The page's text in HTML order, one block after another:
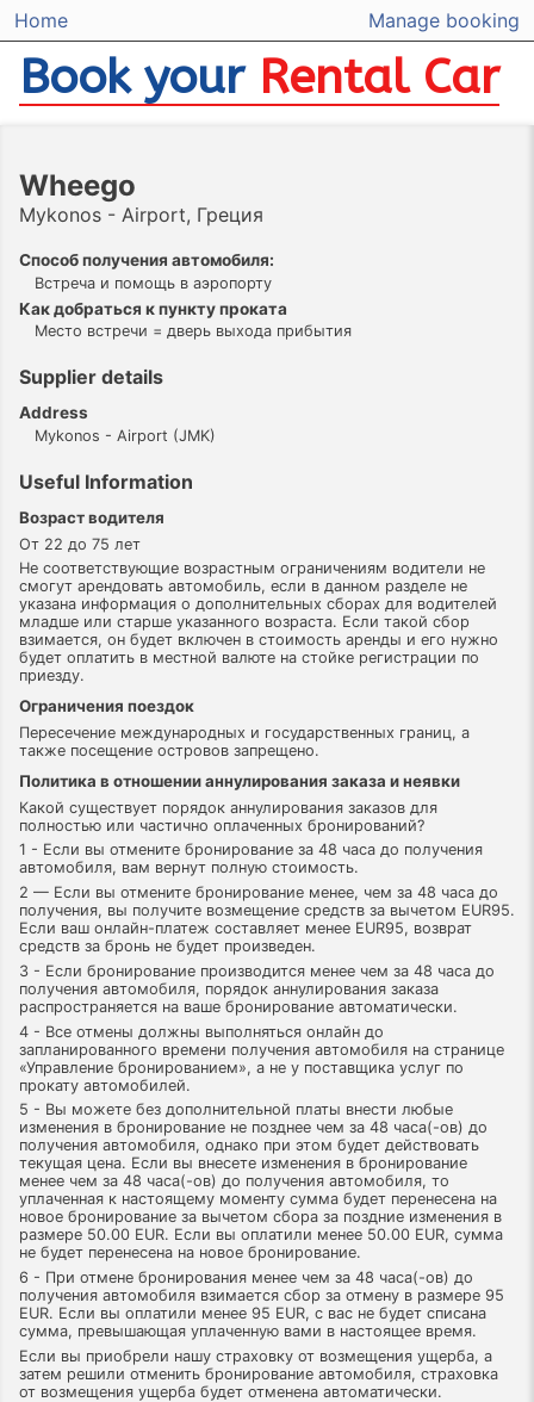
Home Manage booking
Book your Rental Car
Wheego
Mykonos - Airport, Греция
Способ получения автомобиля:
Встреча и помощь в аэропорту
Как добраться к пункту проката
Место встречи = дверь выхода прибытия
Supplier details
Address
Mykonos - Airport (JMK)
Useful Information
Возраст водителя
От 22 до 75 лет
Не соответствующие возрастным ограничениям водители не
смогут арендовать автомобиль, если в данном разделе не
указана информация о дополнительных сборах для водителей
младше или старше указанного возраста. Если такой сбор
взимается, он будет включен в стоимость аренды и его нужно
будет оплатить в местной валюте на стойке регистрации по
приезду.
Ограничения поездок
Пересечение международных и государственных границ, а
также посещение островов запрещено.
Политика в отношении аннулирования заказа и неявки
Какой существует порядок аннулирования заказов для
полностью или частично оплаченных бронирований?
1 - Если вы отмените бронирование за 48 часа до получения
автомобиля, вам вернут полную стоимость.
2 — Если вы отмените бронирование менее, чем за 48 часа до
получения, вы получите возмещение средств за вычетом EUR95.
Если ваш онлайн-платеж составляет менее EUR95, возврат
средств за бронь не будет произведен.
3 - Если бронирование производится менее чем за 48 часа до
получения автомобиля, порядок аннулирования заказа
распространяется на ваше бронирование автоматически.
4 - Все отмены должны выполняться онлайн до
запланированного времени получения автомобиля на странице
«Управление бронированием», а не у поставщика услуг по
прокату автомобилей.
5 - Вы можете без дополнительной платы внести любые
изменения в бронирование не позднее чем за 48 часа(-ов) до
получения автомобиля, однако при этом будет действовать
текущая цена. Если вы внесете изменения в бронирование
менее чем за 48 часа(-ов) до получения автомобиля, то
уплаченная к настоящему моменту сумма будет перенесена на
новое бронирование за вычетом сбора за поздние изменения в
размере 50.00 EUR. Если вы оплатили менее 50.00 EUR, сумма
не будет перенесена на новое бронирование.
6 - При отмене бронирования менее чем за 48 часа(-ов) до
получения автомобиля взимается сбор за отмену в размере 95
EUR. Если вы оплатили менее 95 EUR, с вас не будет списана
сумма, превышающая уплаченную вами в настоящее время.
Если вы приобрели нашу страховку от возмещения ущерба, а
затем решили отменить бронирование автомобиля, страховка
от возмещения ущерба будет отменена автоматически.